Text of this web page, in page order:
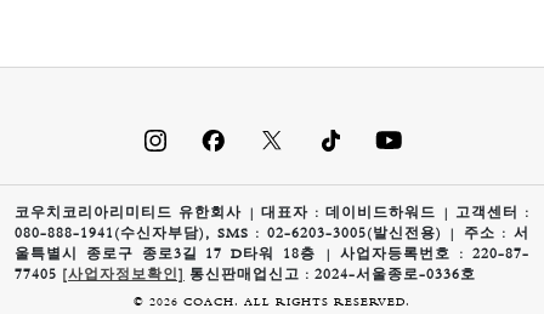
코우치코리아리미티드 유한회사 | 대표자 : 데이비드하워드 | 고객센터 :
080-888-1941(수신자부담), SMS : 02-6203-3005(발신전용) | 주소 : 서
울특별시 종로구 종로3길 17 D타워 18층 | 사업자등록번호 : 220-87-
77405
[사업자정보확인] 통신판매업신고 : 2024-서울종로-0336호
© 2026 COACH. ALL RIGHTS RESERVED.